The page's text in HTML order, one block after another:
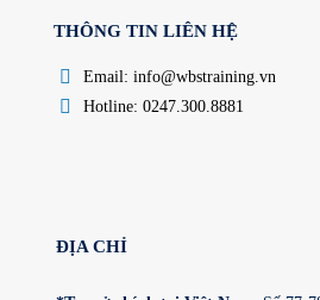
THÔNG TIN LIÊN HỆ
Email: info@wbstraining.vn
Hotline: 0247.300.8881
ĐỊA CHỈ